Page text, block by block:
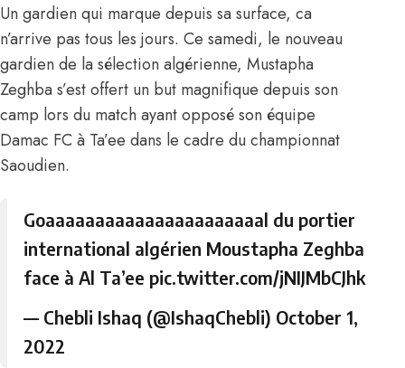
Un gardien qui marque depuis sa surface, ca
n’arrive pas tous les jours. Ce samedi, le nouveau
gardien de la sélection algérienne, Mustapha
Zeghba s’est offert un but magnifique depuis son
camp lors du match ayant opposé son équipe
Damac FC à Ta’ee dans le cadre du championnat
Saoudien.
Goaaaaaaaaaaaaaaaaaaaaaal du portier
international algérien Moustapha Zeghba
face à Al Ta’ee pic.twitter.com/jNIJMbCJhk
— Chebli Ishaq (@IshaqChebli) October 1,
2022